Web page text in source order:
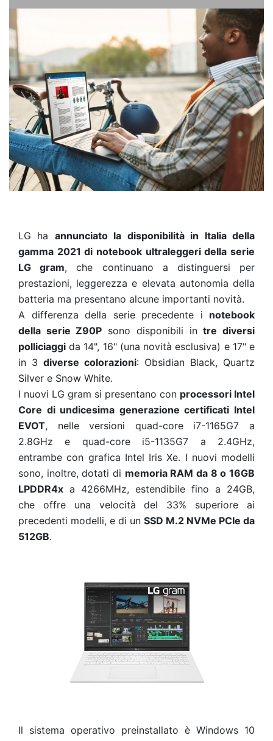
LG ha annunciato la disponibilità in Italia della
gamma 2021 di notebook ultraleggeri della serie
LG gram, che continuano a distinguersi per
prestazioni, leggerezza e elevata autonomia della
batteria ma presentano alcune importanti novità.
A differenza della serie precedente i notebook
della serie Z90P sono disponibili intre diversi
polliciaggi da 14", 16" (una novità esclusiva) e 17" e
in 3 diverse colorazioni: Obsidian Black, Quartz
Silver e Snow White.
I nuovi LG gram si presentano con processori Intel
Core di undicesima generazione certificati Intel
EVOT, nelle versioni quad-core i7-1165G7 a
2.8GHz e quad-core i5-1135G7 a 2.4GHz,
entrambe con grafica Intel Iris Xe. I nuovi modelli
sono, inoltre, dotati di memoria RAM da 8 o 16GB
LPDDR4x a 4266MHz, estendibile fino a 24GB,
che offre una velocità del 33% superiore ai
precedenti modelli, e di un SSD M.2 NVMe PCIe da
512GB.
Il sistema operativo preinstallato è Windows 10